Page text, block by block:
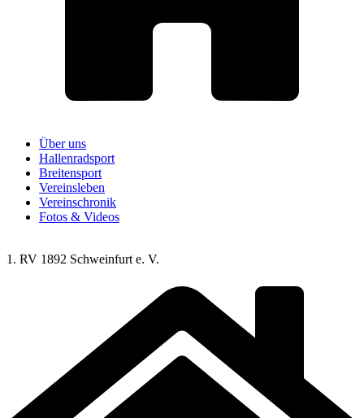
Über uns
Hallenradsport
Breitensport
Vereinsleben
Vereinschronik
Fotos & Videos
1. RV 1892 Schweinfurt e. V.